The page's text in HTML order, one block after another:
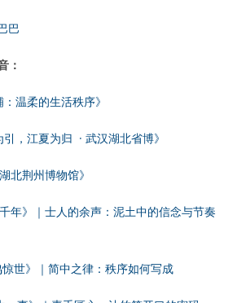
巴
：
温柔的生活秩序》
引，江夏为归 · 武汉湖北省博》
北荆州博物馆》
年》｜士人的余声：泥土中的信念与节奏
惊世》｜简中之律：秩序如何写成